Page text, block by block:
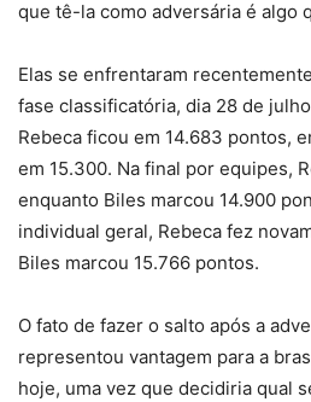
que tê-la como adversária é algo
Elas se enfrentaram
fase classificatória, dia 28 de
Rebeca ficou em 14.683 pontos,
em 15.300. Na final por equipes,
enquanto Biles marcou 14.900
individual geral, Rebeca fez
Biles marcou 15.766 pontos.
O fato de fazer o salto após a
representou vantagem para a
hoje, uma vez que decidiria qual